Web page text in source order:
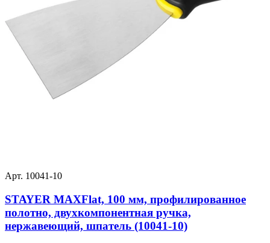
Арт. 10041-10
STAYER MAXFlat, 100 мм, профилированное
полотно, двухкомпонентная ручка,
нержавеющий, шпатель (10041-10)